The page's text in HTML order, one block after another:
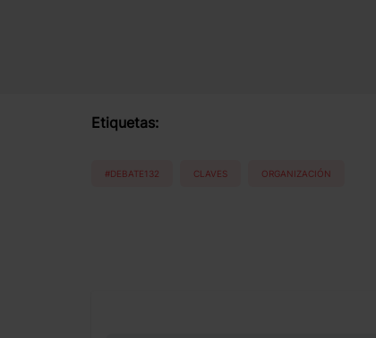
Etiquetas:
#DEBATE132 CLAVES ORGANIZACIÓN